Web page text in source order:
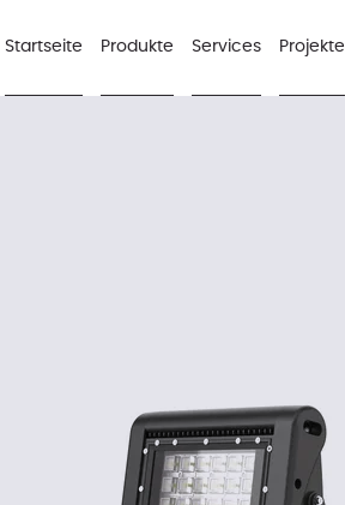
Startseite Produkte Services Projekte